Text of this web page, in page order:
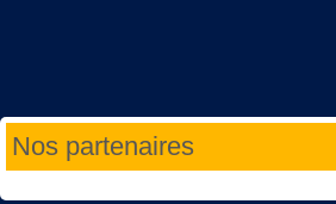
Nos partenaires
Année
précédente
Mois
précédent
Année
suivante
Mois
suivant